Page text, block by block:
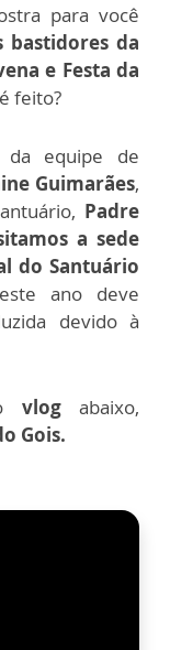
para você
bastidores da
e Festa da
feito?
da equipe de
Guimarães,
Padre
a sede
do Santuário
ano deve
devido à
vlogabaixo,
Gois.